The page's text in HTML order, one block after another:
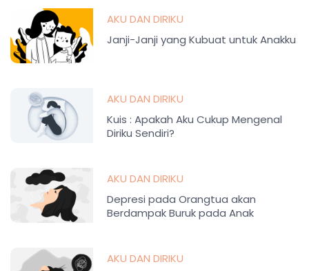
AKU DAN DIRIKU
Janji-Janji yang Kubuat untuk Anakku
AKU DAN DIRIKU
Kuis : Apakah Aku Cukup Mengenal
Diriku Sendiri?
AKU DAN DIRIKU
Depresi pada Orangtua akan
Berdampak Buruk pada Anak
AKU DAN DIRIKU